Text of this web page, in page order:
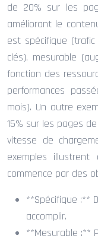
de 20% sur les
améliorant le
est spécifique
clés), mesurable
fonction des
performances
mois). Un autre
15% sur les pages
vitesse de
exemples illustrent
commence par des
**Spécifique :**
accomplir.
**Mesurable :**